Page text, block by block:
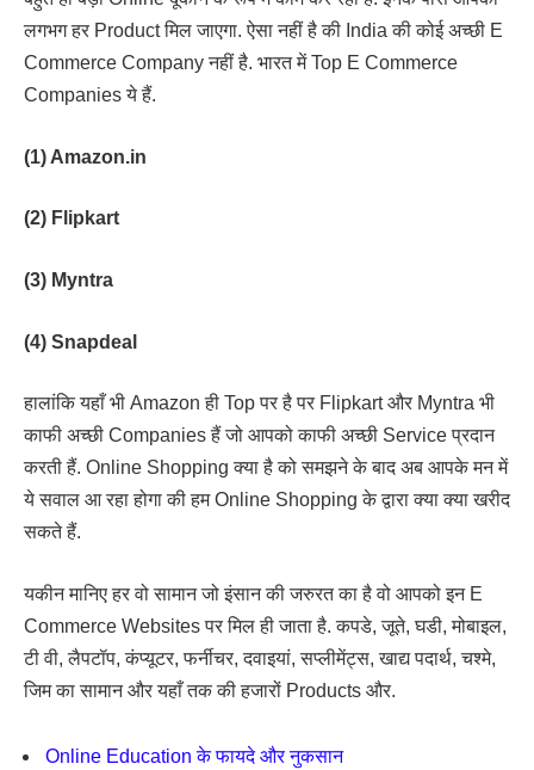
लगभग हर Product मिल जाएगा. ऐसा नहीं है की India की कोई अच्छी E
Commerce Company नहीं है. भारत में Top E Commerce
Companies ये हैं.
(1) Amazon.in
(2) Flipkart
(3) Myntra
(4) Snapdeal
हालांकि यहाँ भी Amazon ही Top पर है पर Flipkart और Myntra भी
काफी अच्छी Companies हैं जो आपको काफी अच्छी Service प्रदान
करती हैं. Online Shopping क्या है को समझने के बाद अब आपके मन में
ये सवाल आ रहा होगा की हम Online Shopping के द्वारा क्या क्या खरीद
सकते हैं.
यकीन मानिए हर वो सामान जो इंसान की जरुरत का है वो आपको इन E
Commerce Websites पर मिल ही जाता है. कपडे, जूते, घडी, मोबाइल,
टी वी, लैपटॉप, कंप्यूटर, फर्नीचर, दवाइयां, सप्लीमेंट्स, खाद्य पदार्थ, चश्मे,
जिम का सामान और यहाँ तक की हजारों Products और.
Online Education के फायदे और नुकसान